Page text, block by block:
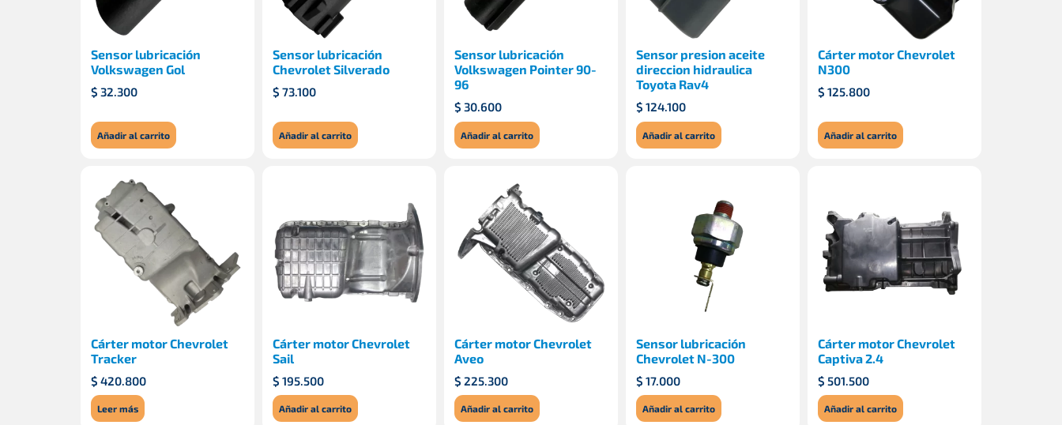
Sensor lubricación
Volkswagen Gol
$ 32.300
Añadir al carrito
Sensor lubricación
Chevrolet Silverado
$ 73.100
Añadir al carrito
Sensor lubricación
Volkswagen Pointer 90-
96
$ 30.600
Añadir al carrito
Sensor presion aceite
direccion hidraulica
Toyota Rav4
$ 124.100
Añadir al carrito
Cárter motor Chevrolet
N300
$ 125.800
Añadir al carrito
Cárter motor Chevrolet
Tracker
$ 420.800
Leer más
Cárter motor Chevrolet
Sail
$ 195.500
Añadir al carrito
Cárter motor Chevrolet
Aveo
$ 225.300
Añadir al carrito
Sensor lubricación
Chevrolet N-300
$ 17.000
Añadir al carrito
Cárter motor Chevrolet
Captiva 2.4
$ 501.500
Añadir al carrito